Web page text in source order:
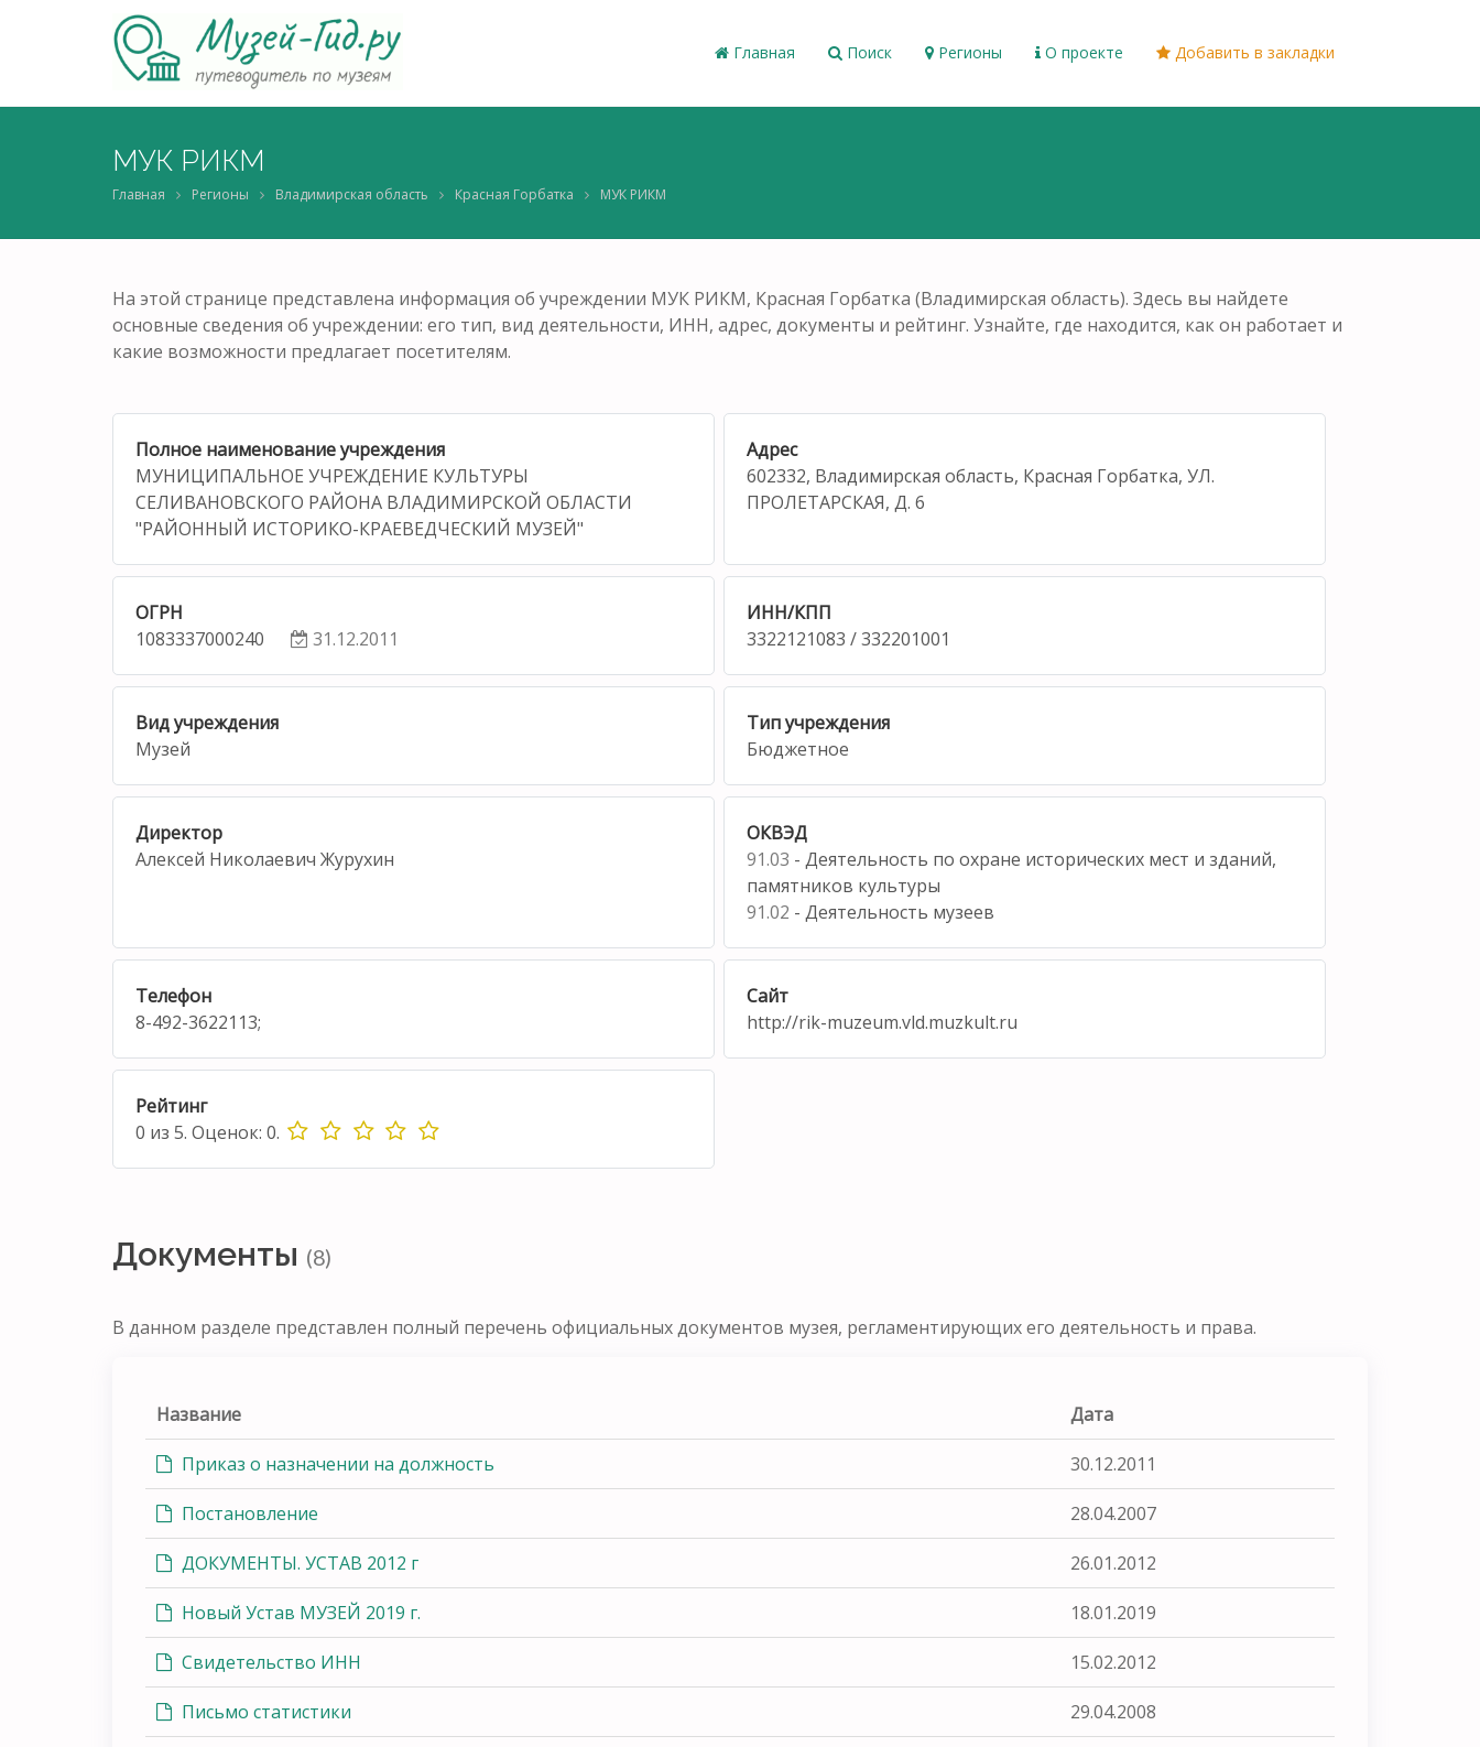
Главная Поиск Регионы О проекте Добавить в закладки
МУК РИКМ
Главная Регионы Владимирская область Красная Горбатка МУК РИКМ
На этой странице представлена информация об учреждении МУК РИКМ, Красная Горбатка (Владимирская область). Здесь вы найдете
основные сведения об учреждении: его тип, вид деятельности, ИНН, адрес, документы и рейтинг. Узнайте, где находится, как он работает и
какие возможности предлагает посетителям.
Полное наименование учреждения
МУНИЦИПАЛЬНОЕ УЧРЕЖДЕНИЕ КУЛЬТУРЫ
СЕЛИВАНОВСКОГО РАЙОНА ВЛАДИМИРСКОЙ ОБЛАСТИ
"РАЙОННЫЙ ИСТОРИКО-КРАЕВЕДЧЕСКИЙ МУЗЕЙ"
Адрес
602332, Владимирская область, Красная Горбатка, УЛ.
ПРОЛЕТАРСКАЯ, Д. 6
ОГРН
1083337000240
31.12.2011
ИНН/КПП
3322121083 / 332201001
Вид учреждения
Музей
Тип учреждения
Бюджетное
Директор
Алексей Николаевич Журухин
ОКВЭД
91.03 - Деятельность по охране исторических мест и зданий,
памятников культуры
91.02 - Деятельность музеев
Телефон
8-492-3622113;
Сайт
http://rik-muzeum.vld.muzkult.ru
Рейтинг
0 из 5. Оценок: 0.
Документы (8)
В данном разделе представлен полный перечень официальных документов музея, регламентирующих его деятельность и права.
Название Дата
Приказ о назначении на должность 30.12.2011
Постановление 28.04.2007
ДОКУМЕНТЫ. УСТАВ 2012 г 26.01.2012
Новый Устав МУЗЕЙ 2019 г. 18.01.2019
Свидетельство ИНН 15.02.2012
Письмо статистики 29.04.2008